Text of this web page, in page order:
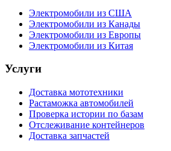
Электромобили из США
Электромобили из Канады
Электромобили из Европы
Электромобили из Китая
Услуги
Доставка мототехники
Растаможка автомобилей
Проверка истории по базам
Отслеживание контейнеров
Доставка запчастей